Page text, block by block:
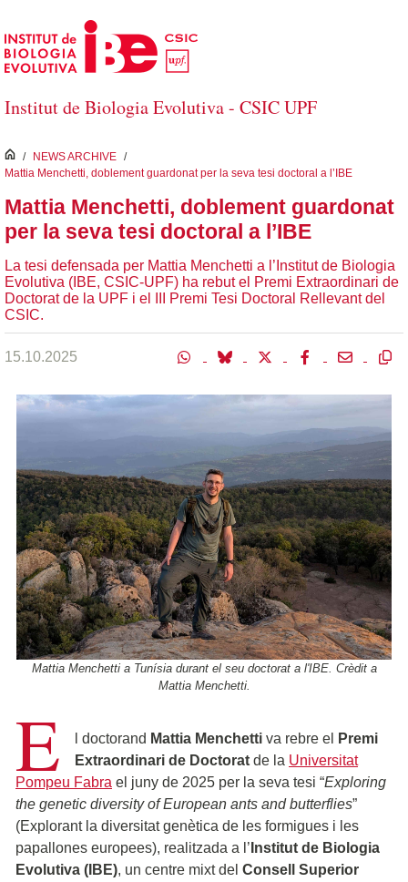
Salta al contingut principal
Institut de Biologia Evolutiva - CSIC UPF
inici
/ NEWS ARCHIVE /
Mattia Menchetti, doblement guardonat per la seva tesi doctoral a l’IBE
Mattia Menchetti, doblement guardonat
per la seva tesi doctoral a l’IBE
La tesi defensada per Mattia Menchetti a l’Institut de Biologia
Evolutiva (IBE, CSIC-UPF) ha rebut el Premi Extraordinari de
Doctorat de la UPF i el III Premi Tesi Doctoral Rellevant del
CSIC.
15.10.2025
Mattia Menchetti a Tunísia durant el seu doctorat a l'IBE. Crèdit a
Mattia Menchetti.
E l doctorand Mattia Menchetti va rebre el
Premi
Extraordinari de Doctorat de la Universitat
Pompeu Fabra el juny de 2025 per la seva tesi “Exploring
the genetic diversity of European ants and butterflies”
(Explorant la diversitat genètica de les formigues i les
papallones europees), realitzada a l’ Institut de Biologia
Evolutiva (IBE), un centre mixt del Consell Superior